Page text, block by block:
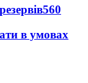
560
в умовах